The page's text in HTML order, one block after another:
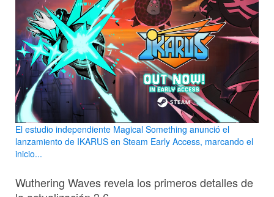
El estudio independiente Magical Something anunció el
lanzamiento de IKARUS en Steam Early Access, marcando el
inicio...
Wuthering Waves revela los primeros detalles de